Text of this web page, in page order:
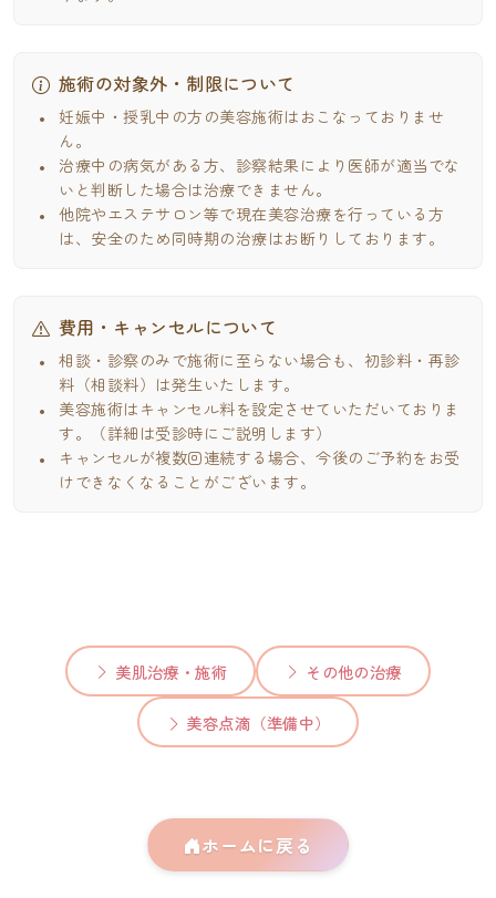
施術の対象外・制限について
妊娠中・授乳中の方の美容施術はおこなっておりませ
ん。
治療中の病気がある方、診察結果により医師が適当でな
いと判断した場合は治療できません。
他院やエステサロン等で現在美容治療を行っている方
は、安全のため同時期の治療はお断りしております。
費用・キャンセルについて
相談・診察のみで施術に至らない場合も、初診料・再診
料（相談料）は発生いたします。
美容施術はキャンセル料を設定させていただいておりま
す。（詳細は受診時にご説明します）
キャンセルが複数回連続する場合、今後のご予約をお受
けできなくなることがございます。
美肌治療・施術 その他の治療
美容点滴（準備中）
ホームに戻る